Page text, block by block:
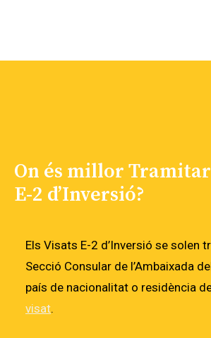
On és millor
E-2 d’Inversió?
Els Visats E-2 d’Inversió se solen
Secció Consular de l’Ambaixada
país de nacionalitat o residència
visat.